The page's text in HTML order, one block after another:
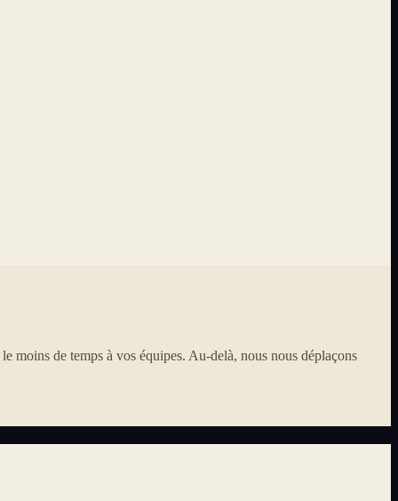
moins de temps à vos équipes. Au-delà, nous nous déplaçons